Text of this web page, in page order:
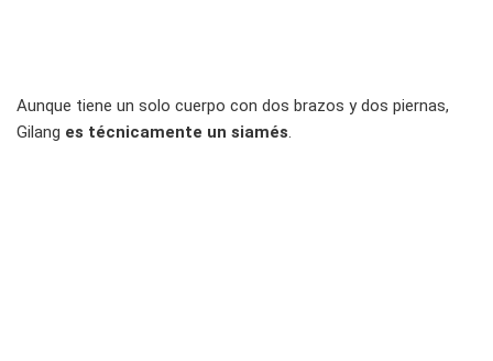
Aunque tiene un solo cuerpo con dos brazos y dos piernas,
Gilang es técnicamente un siamés.